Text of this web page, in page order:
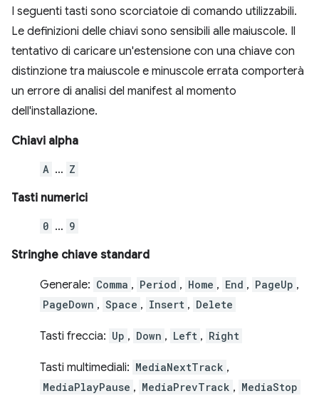
I seguenti tasti sono scorciatoie di comando utilizzabili.
Le definizioni delle chiavi sono sensibili alle maiuscole. Il
tentativo di caricare un'estensione con una chiave con
distinzione tra maiuscole e minuscole errata comporterà
un errore di analisi del manifest al momento
dell'installazione.
Chiavi alpha
A … Z
Tasti numerici
0 … 9
Stringhe chiave standard
Generale: Comma , Period , Home , End , PageUp ,
PageDown , Space , Insert , Delete
Tasti freccia: Up , Down , Left , Right
Tasti multimediali: MediaNextTrack ,
MediaPlayPause , MediaPrevTrack , MediaStop